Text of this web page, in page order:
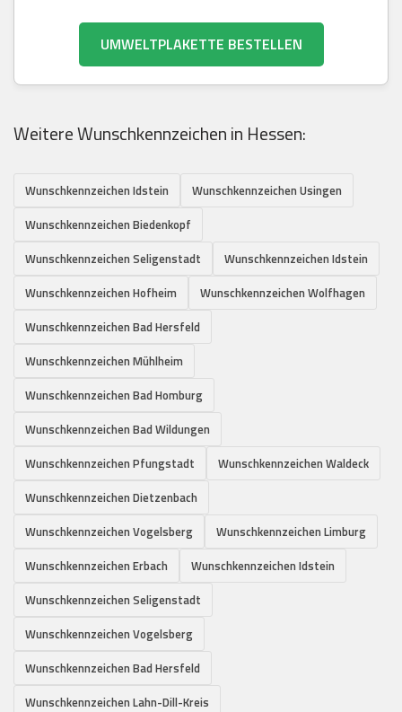
UMWELTPLAKETTE BESTELLEN
Weitere Wunschkennzeichen in Hessen:
Wunschkennzeichen Idstein
Wunschkennzeichen Usingen
Wunschkennzeichen Biedenkopf
Wunschkennzeichen Seligenstadt
Wunschkennzeichen Idstein
Wunschkennzeichen Hofheim
Wunschkennzeichen Wolfhagen
Wunschkennzeichen Bad Hersfeld
Wunschkennzeichen Mühlheim
Wunschkennzeichen Bad Homburg
Wunschkennzeichen Bad Wildungen
Wunschkennzeichen Pfungstadt
Wunschkennzeichen Waldeck
Wunschkennzeichen Dietzenbach
Wunschkennzeichen Vogelsberg
Wunschkennzeichen Limburg
Wunschkennzeichen Erbach
Wunschkennzeichen Idstein
Wunschkennzeichen Seligenstadt
Wunschkennzeichen Vogelsberg
Wunschkennzeichen Bad Hersfeld
Wunschkennzeichen Lahn-Dill-Kreis